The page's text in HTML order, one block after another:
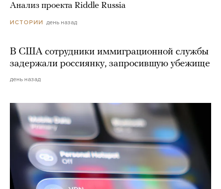
Анализ проекта Riddle Russia
ИСТОРИИ день назад
В США сотрудники иммиграционной службы
задержали россиянку, запросившую убежище
день назад